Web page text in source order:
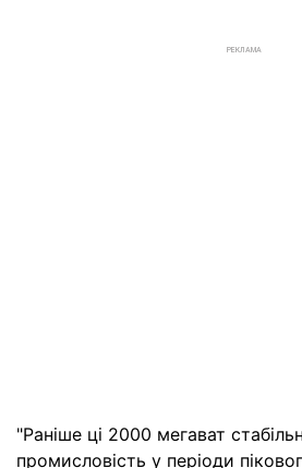
РЕКЛАМА
"Раніше ці 2000 мегават
промисловість у періоди